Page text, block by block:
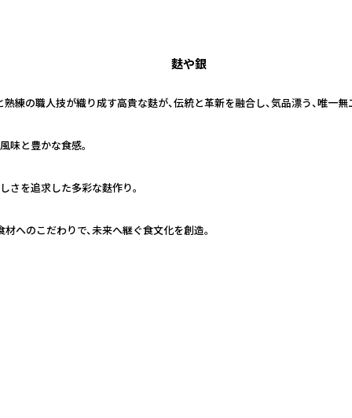
麩や銀
練の職人技が織り成す高貴な麩が、伝統と革新を融合し、気品漂う、唯一
味と豊かな食感。
さを追求した多彩な麩作り。
へのこだわりで、未来へ継ぐ食文化を創造。